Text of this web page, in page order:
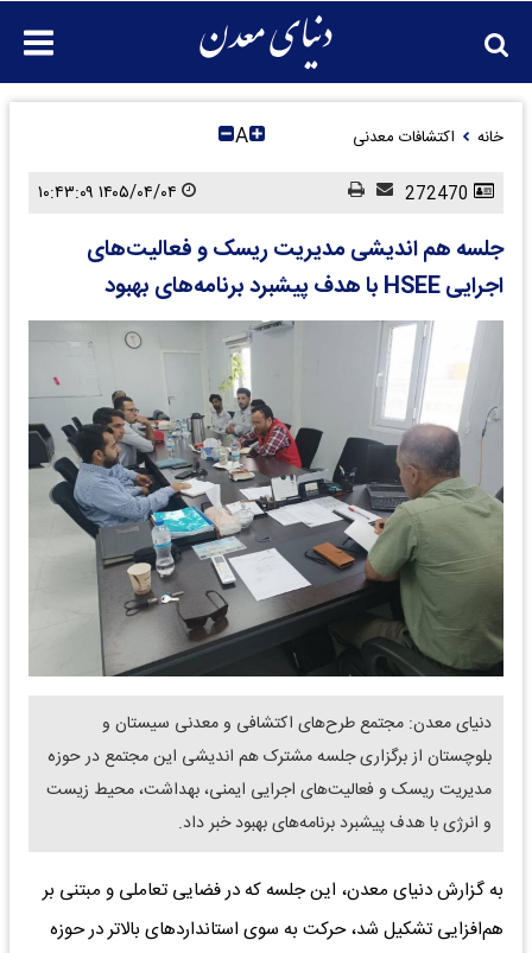
خانه اکتشافات معدنی A
جلسه هم اندیشی مدیریت ریسک و فعالیت‌های
اجرایی HSEE با هدف پیشبرد برنامه‌های بهبود
دنیای معدن: مجتمع طرح‌های اکتشافی و معدنی سیستان و
بلوچستان از برگزاری جلسه مشترک هم اندیشی این مجتمع در حوزه
مدیریت ریسک و فعالیت‌های اجرایی ایمنی، بهداشت، محیط زیست
و انرژی با هدف پیشبرد برنامه‌های بهبود خبر داد.
به گزارش دنیای معدن، این جلسه که در فضایی تعاملی و مبتنی بر
هم‌افزایی تشکیل شد، حرکت به سوی استانداردهای بالاتر در حوزه